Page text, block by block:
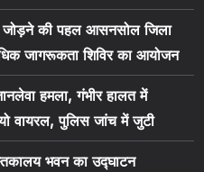
जोड़ने की पहल आसनसोल जिला
जागरूकता शिविर का आयोजन
हमला, गंभीर हालत में
वायरल, पुलिस जांच में जुटी
भवन का उद्घाटन